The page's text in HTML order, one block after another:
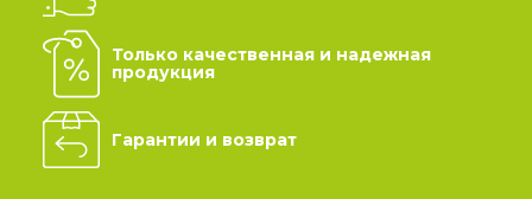
Только качественная и надежная
продукция
Гарантии и возврат